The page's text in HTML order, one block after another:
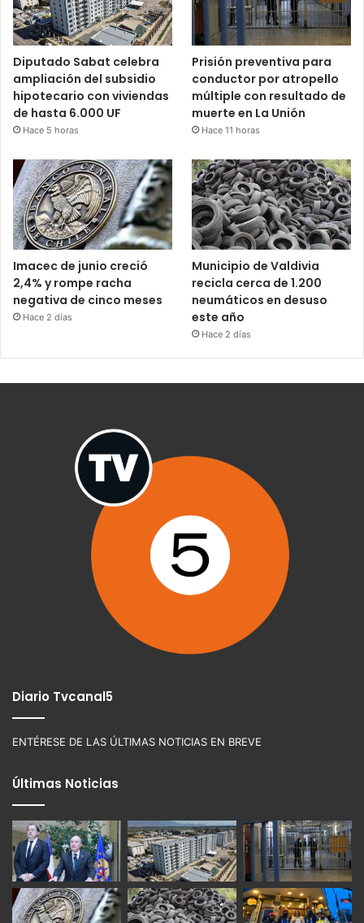
Diputado Sabat celebra
ampliación del subsidio
hipotecario con viviendas
de hasta 6.000 UF
Hace 5 horas
Prisión preventiva para
conductor por atropello
múltiple con resultado de
muerte en La Unión
Hace 11 horas
Imacec de junio creció
2,4% y rompe racha
negativa de cinco meses
Hace 2 días
Municipio de Valdivia
recicla cerca de 1.200
neumáticos en desuso
este año
Hace 2 días
Diario Tvcanal5
ENTÉRESE DE LAS ÚLTIMAS NOTICIAS EN BREVE
Últimas Noticias